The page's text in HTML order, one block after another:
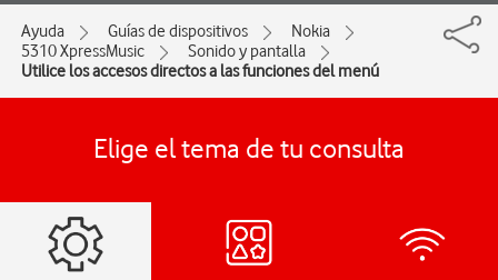
Ayuda Guías de dispositivos
Nokia
5310 XpressMusic
Sonido y pantalla
Utilice los accesos directos a las funciones del menú
Elige el tema de tu consulta